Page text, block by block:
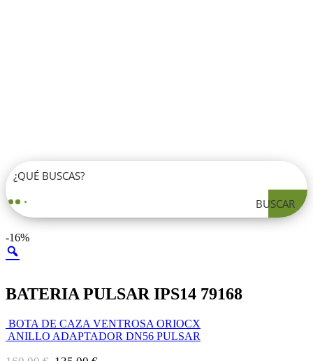
BUSCAR
-16%
BATERIA PULSAR IPS14 79168
BOTA DE CAZA VENTROSA ORIOCX
ANILLO ADAPTADOR DN56 PULSAR